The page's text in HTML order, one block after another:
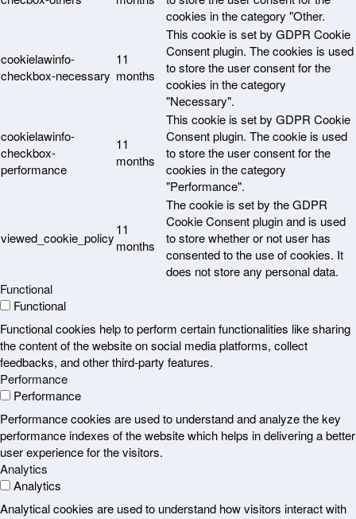
cookies in the category "Other.
cookielawinfo-
checkbox-necessary
11
months
This cookie is set by GDPR Cookie
Consent plugin. The cookies is used
to store the user consent for the
cookies in the category
"Necessary".
cookielawinfo-
checkbox-
performance
11
months
This cookie is set by GDPR Cookie
Consent plugin. The cookie is used
to store the user consent for the
cookies in the category
"Performance".
viewed_cookie_policy
11
months
The cookie is set by the GDPR
Cookie Consent plugin and is used
to store whether or not user has
consented to the use of cookies. It
does not store any personal data.
Functional
Functional
Functional cookies help to perform certain functionalities like sharing
the content of the website on social media platforms, collect
feedbacks, and other third-party features.
Performance
Performance
Performance cookies are used to understand and analyze the key
performance indexes of the website which helps in delivering a better
user experience for the visitors.
Analytics
Analytics
Analytical cookies are used to understand how visitors interact with